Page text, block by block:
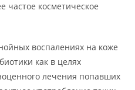
частое косметическое
воспалениях на коже
как в целях
лечения попавших